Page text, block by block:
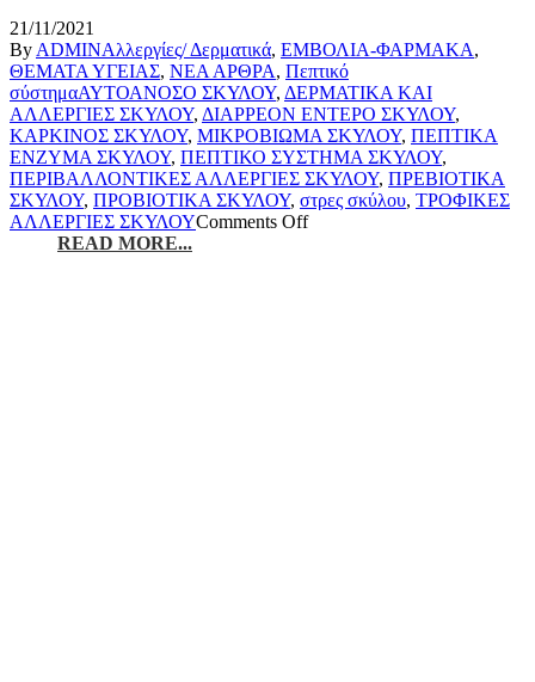
21/11/2021
By ADMINΑλλεργίες/ Δερματικά, ΕΜΒΟΛΙΑ-ΦΑΡΜΑΚΑ,
ΘΕΜΑΤΑ ΥΓΕΙΑΣ, ΝΕΑ ΑΡΘΡΑ, Πεπτικό
σύστημαΑΥΤΟΑΝΟΣΟ ΣΚΥΛΟΥ, ΔΕΡΜΑΤΙΚΑ ΚΑΙ
ΑΛΛΕΡΓΙΕΣ ΣΚΥΛΟΥ, ΔΙΑΡΡΕΟΝ ΕΝΤΕΡΟ ΣΚΥΛΟΥ,
ΚΑΡΚΙΝΟΣ ΣΚΥΛΟΥ, ΜΙΚΡΟΒΙΩΜΑ ΣΚΥΛΟΥ, ΠΕΠΤΙΚΑ
ΕΝΖΥΜΑ ΣΚΥΛΟΥ, ΠΕΠΤΙΚΟ ΣΥΣΤΗΜΑ ΣΚΥΛΟΥ,
ΠΕΡΙΒΑΛΛΟΝΤΙΚΕΣ ΑΛΛΕΡΓΙΕΣ ΣΚΥΛΟΥ, ΠΡΕΒΙΟΤΙΚΑ
ΣΚΥΛΟΥ, ΠΡΟΒΙΟΤΙΚΑ ΣΚΥΛΟΥ, στρες σκύλου, ΤΡΟΦΙΚΕΣ
ΑΛΛΕΡΓΙΕΣ ΣΚΥΛΟΥComments Off
READ MORE...